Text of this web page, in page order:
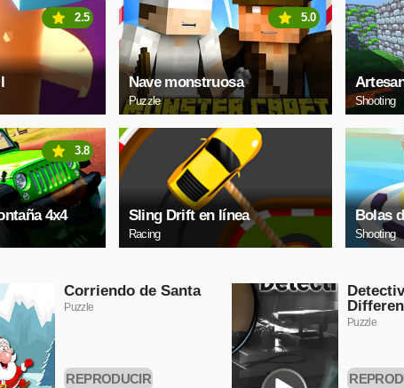
2.5
Nave monstruosa
Puzzle
5.0
Shooting
4x4
3.8
Sling Drift en línea
Racing
Bolas
Shooting
Corriendo de Santa
Puzzle
REPRODUCIR
Puzzle